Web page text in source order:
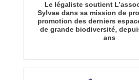
Le légaliste soutient
Sylvae dans sa mission de
promotion des derniers
de grande biodiversité,
ans